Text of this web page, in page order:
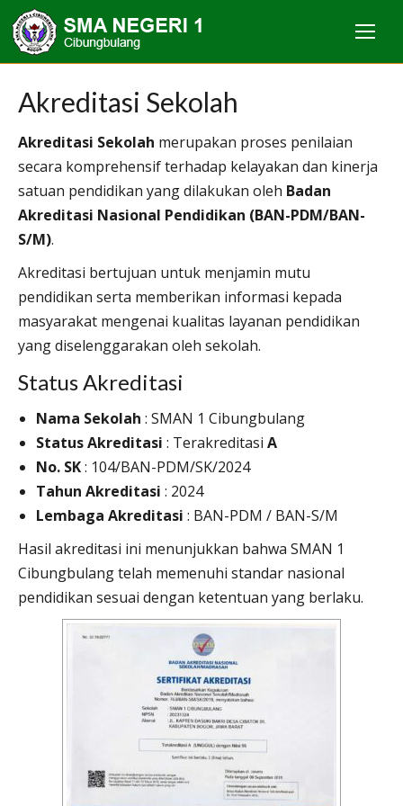
Akreditasi Sekolah
Akreditasi Sekolah merupakan proses penilaian
secara komprehensif terhadap kelayakan dan kinerja
satuan pendidikan yang dilakukan oleh Badan
Akreditasi Nasional Pendidikan (BAN-PDM/BAN-
S/M).
Akreditasi bertujuan untuk menjamin mutu
pendidikan serta memberikan informasi kepada
masyarakat mengenai kualitas layanan pendidikan
yang diselenggarakan oleh sekolah.
Status Akreditasi
Nama Sekolah : SMAN 1 Cibungbulang
Status Akreditasi : Terakreditasi A
No. SK: 104/BAN-PDM/SK/2024
Tahun Akreditasi : 2024
Lembaga Akreditasi : BAN-PDM / BAN-S/M
Hasil akreditasi ini menunjukkan bahwa SMAN 1
Cibungbulang telah memenuhi standar nasional
pendidikan sesuai dengan ketentuan yang berlaku.